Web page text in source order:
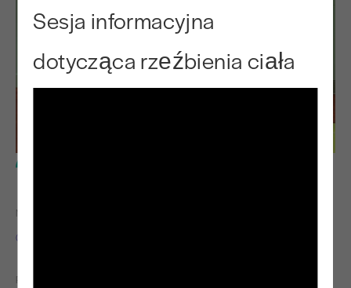
Sesja informacyjna
dotycząca rzeźbienia ciała
NAUCZYCIEL
Chris Blackburn
POTRZEBNY SPRZĘT